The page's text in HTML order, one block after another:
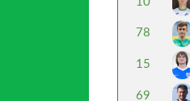
78
15
69